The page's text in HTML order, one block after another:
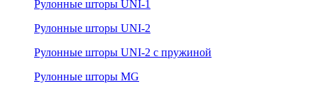
Рулонные шторы UNI-1
Рулонные шторы UNI-2
Рулонные шторы UNI-2 с пружиной
Рулонные шторы MG